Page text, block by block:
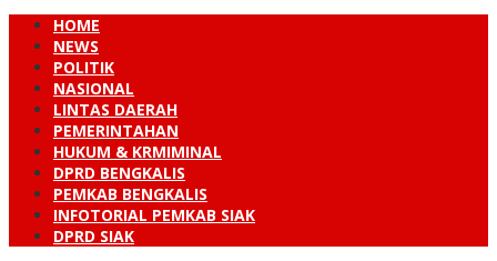
HOME
NEWS
POLITIK
NASIONAL
LINTAS DAERAH
PEMERINTAHAN
HUKUM & KRMIMINAL
DPRD BENGKALIS
PEMKAB BENGKALIS
INFOTORIAL PEMKAB SIAK
DPRD SIAK